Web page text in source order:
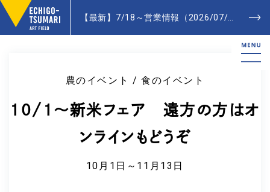
【最新】7/18～営業情報（2026/07/20更新）- Latest News
農のイベント / 食のイベント
10/1～新米フェア 遠方の方はオ
ンラインもどうぞ
10月1日～11月13日